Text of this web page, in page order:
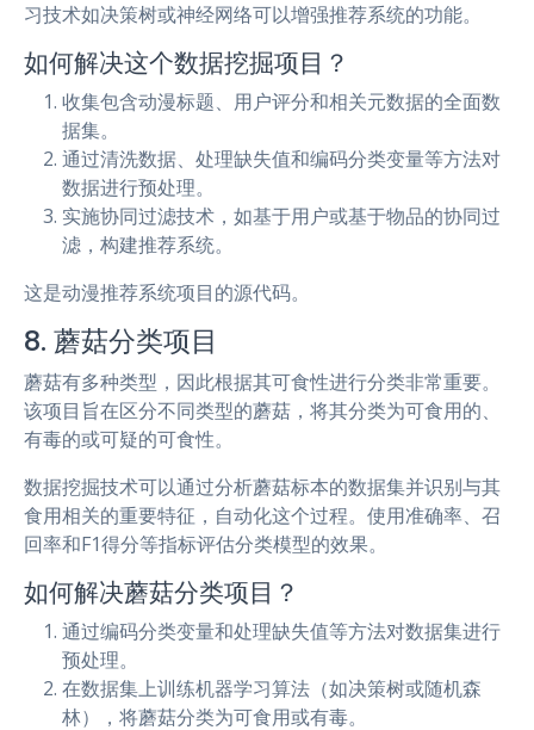
习技术如决策树或神经网络可以增强推荐系统的功能。
如何解决这个数据挖掘项目？
收集包含动漫标题、用户评分和相关元数据的全面数
据集。
通过清洗数据、处理缺失值和编码分类变量等方法对
数据进行预处理。
实施协同过滤技术，如基于用户或基于物品的协同过
滤，构建推荐系统。
这是动漫推荐系统项目的源代码。
8. 蘑菇分类项目
蘑菇有多种类型，因此根据其可食性进行分类非常重要。
该项目旨在区分不同类型的蘑菇，将其分类为可食用的、
有毒的或可疑的可食性。
数据挖掘技术可以通过分析蘑菇标本的数据集并识别与其
食用相关的重要特征，自动化这个过程。使用准确率、召
回率和F1得分等指标评估分类模型的效果。
如何解决蘑菇分类项目？
通过编码分类变量和处理缺失值等方法对数据集进行
预处理。
在数据集上训练机器学习算法（如决策树或随机森
林），将蘑菇分类为可食用或有毒。